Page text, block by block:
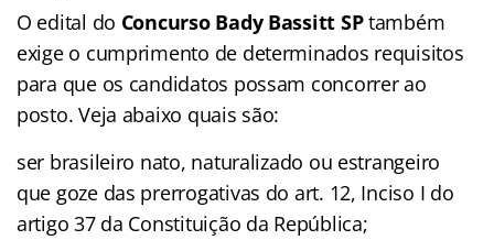
O edital do Concurso Bady Bassitt SPtambém
exige o cumprimento de determinados requisitos
para que os candidatos possam concorrer ao
posto. Veja abaixo quais são:
ser brasileiro nato, naturalizado ou estrangeiro
que goze das prerrogativas do art. 12, Inciso I do
artigo 37 da Constituição da República;